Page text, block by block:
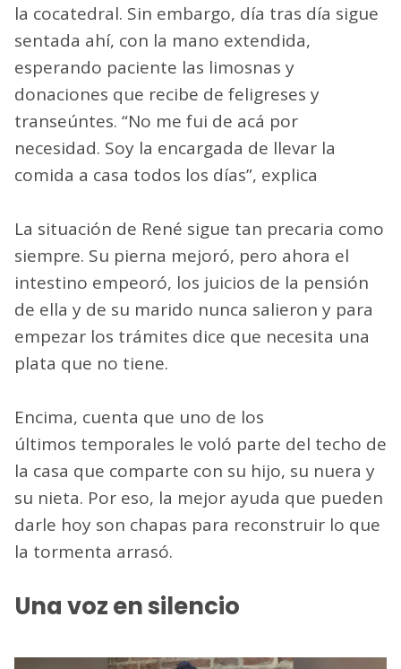
la cocatedral. Sin embargo, día tras día sigue
sentada ahí, con la mano extendida,
esperando paciente las limosnas y
donaciones que recibe de feligreses y
transeúntes. “No me fui de acá por
necesidad. Soy la encargada de llevar la
comida a casa todos los días”, explica
La situación de René sigue tan precaria como
siempre. Su pierna mejoró, pero ahora el
intestino empeoró, los juicios de la pensión
de ella y de su marido nunca salieron y para
empezar los trámites dice que necesita una
plata que no tiene.
Encima, cuenta que uno de los
últimos temporales le voló parte del techo de
la casa que comparte con su hijo, su nuera y
su nieta. Por eso, la mejor ayuda que pueden
darle hoy son chapas para reconstruir lo que
la tormenta arrasó.
Una voz en silencio